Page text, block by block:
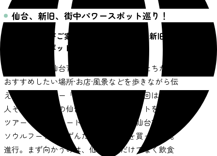
仙台、新旧、街中パワースポット巡り！
「仙台通」がご案内するツアー、今回は新旧の街
中パワースポット巡り
仙台生まれ、仙台育ち、仙台を愛する人たちが、
おすすめしたい場所·お店·風景などを歩きながら伝
えてくれるツアー「仙台ふららん」。今回は知る
人ぞ知る、新旧の仙台街中パワースポットを巡る
ツアーです。スタートは仙台駅から。仙台市民の
ソウルフード、「ずんだシェイク」を買って出発
進行。まず向かうのは、仙台市民だけでなく飲食